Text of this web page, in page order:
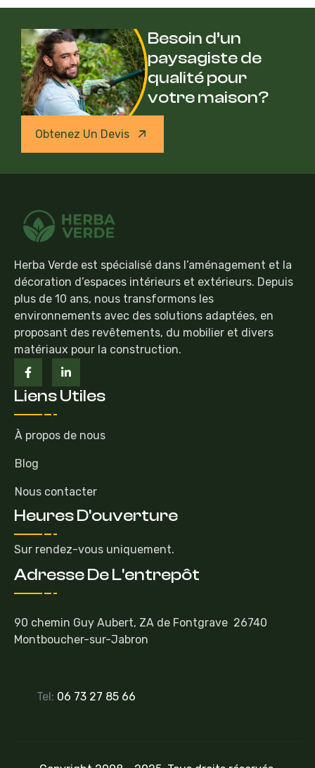
Besoin d’un
paysagiste de
qualité pour
votre maison?
Obtenez Un Devis
Herba Verde est spécialisé dans l’aménagement et la
décoration d’espaces intérieurs et extérieurs. Depuis
plus de 10 ans, nous transformons les
environnements avec des solutions adaptées, en
proposant des revêtements, du mobilier et divers
matériaux pour la construction.
Liens Utiles
À propos de nous
Blog
Nous contacter
Heures D'ouverture
Sur rendez-vous uniquement.
Adresse De L'entrepôt
90 chemin Guy Aubert, ZA de Fontgrave 26740
Montboucher-sur-Jabron
Tel: 06 73 27 85 66